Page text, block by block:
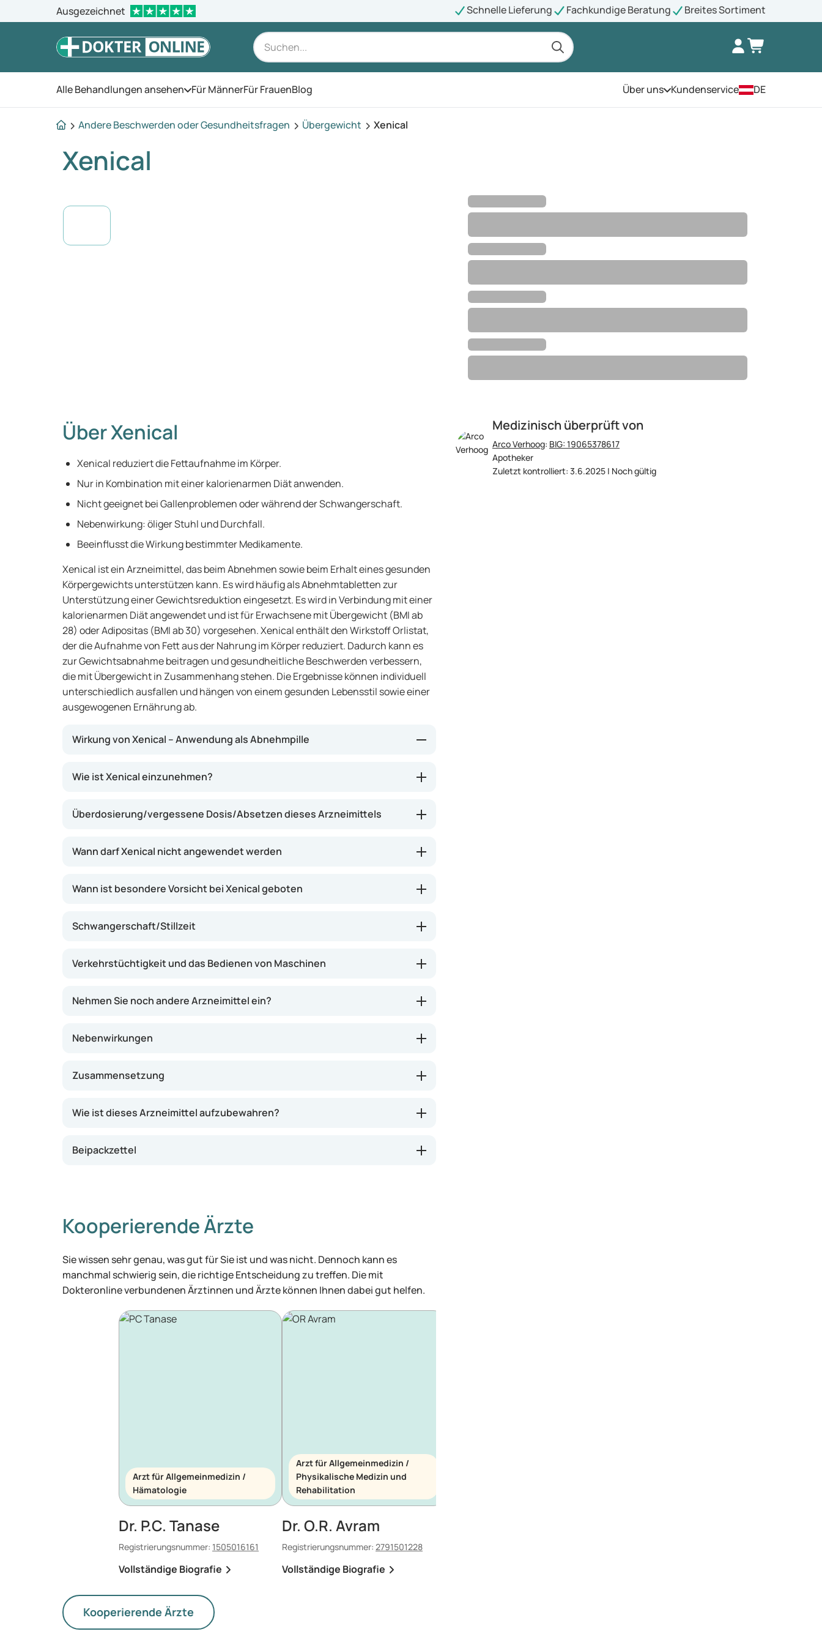
Ausgezeichnet Schnelle Lieferung Fachkundige Beratung Breites Sortiment
Alle Behandlungen ansehen Öffnen Sie das Menü
Für MännerFür FrauenBlog Über unsÖffnen Sie das Menü
Kundenservice DE
Andere Beschwerden oder Gesundheitsfragen Übergewicht Xenical
Xenical
Medizinisch überprüft von
Arco Verhoog: BIG: 19065378617
Apotheker
Zuletzt kontrolliert: 3.6.2025 | Noch gültig
Über Xenical
Xenical reduziert die Fettaufnahme im Körper.
Nur in Kombination mit einer kalorienarmen Diät anwenden.
Nicht geeignet bei Gallenproblemen oder während der Schwangerschaft.
Nebenwirkung: öliger Stuhl und Durchfall.
Beeinflusst die Wirkung bestimmter Medikamente.
Xenical ist ein Arzneimittel, das beim Abnehmen sowie beim Erhalt eines gesunden
Körpergewichts unterstützen kann. Es wird häufig als Abnehmtabletten zur
Unterstützung einer Gewichtsreduktion eingesetzt. Es wird in Verbindung mit einer
kalorienarmen Diät angewendet und ist für Erwachsene mit Übergewicht (BMI ab
28) oder Adipositas (BMI ab 30) vorgesehen. Xenical enthält den Wirkstoff Orlistat,
der die Aufnahme von Fett aus der Nahrung im Körper reduziert. Dadurch kann es
zur Gewichtsabnahme beitragen und gesundheitliche Beschwerden verbessern,
die mit Übergewicht in Zusammenhang stehen. Die Ergebnisse können individuell
unterschiedlich ausfallen und hängen von einem gesunden Lebensstil sowie einer
ausgewogenen Ernährung ab.
Wirkung von Xenical – Anwendung als Abnehmpille
Der Wirkstoff Orlistat hemmt einen Teil der Fettverdauung im Darm. Rund 30 %
des aufgenommenen Fettes werden vom Körper nicht resorbiert und über den
Gewichtsreduktion zu fördern. Xenical wirkt ausschließlich in Kombination mit
alleinige Abnehmpille oder Ersatz für eine Lebensstiländerung geeignet.
Wie ist Xenical einzunehmen?
Überdosierung/vergessene Dosis/Absetzen dieses Arzneimittels
Wann darf Xenical nicht angewendet werden
Wann ist besondere Vorsicht bei Xenical geboten
Schwangerschaft/Stillzeit
Verkehrstüchtigkeit und das Bedienen von Maschinen
Nehmen Sie noch andere Arzneimittel ein?
Nebenwirkungen
Zusammensetzung
Wie ist dieses Arzneimittel aufzubewahren?
Beipackzettel
Kooperierende Ärzte
Sie wissen sehr genau, was gut für Sie ist und was nicht. Dennoch kann es
manchmal schwierig sein, die richtige Entscheidung zu treffen. Die mit
Dokteronline verbundenen Ärztinnen und Ärzte können Ihnen dabei gut helfen.
Arzt für Allgemeinmedizin /
Hämatologie
Dr. P.C. Tanase
Registrierungsnummer: 1505016161
Vollständige Biografie
Arzt für Allgemeinmedizin /
Physikalische Medizin und
Rehabilitation
Dr. O.R. Avram
Registrierungsnummer: 2791501228
Vollständige Biografie
Kooperierende Ärzte